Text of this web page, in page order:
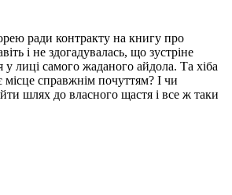
ради контракту на книгу про
і не здогадувалась, що зустріне
у лиці самого жаданого айдола. Та хіба
місце справжнім почуттям? І чи
шлях до власного щастя і все ж таки